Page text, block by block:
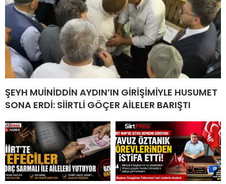
ŞEYH MUİNİDDİN AYDIN’IN GİRİŞİMİYLE HUSUMET
SONA ERDİ: SİİRTLİ GÖÇER AİLELER BARIŞTI